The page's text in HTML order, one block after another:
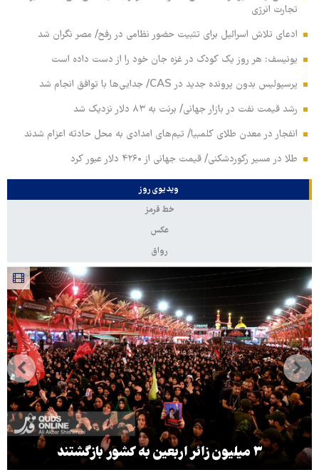
تجارت انرژی
ادعای تلاش اسرائیل برای تثبیت حضور نظامی در رفح/ مصر نگران شد
یونیسف: هر روز یک کودک در غزه جان خود را از دست داده است
پرسپولیس بدون پرونده جدید در CAS/ جدایی‌ها با توافق انجام شد
رشد قیمت نفت در بازار جهانی/ برنت به ۸۳ دلار نزدیک شد
انفجار در معدن طلای کلمبیا/ تیم‌های امدادی به محل حادثه اعزام شدند
طلا در مسیر رکوردشکنی/ قیمت جهانی از ۴۲۶۰ دلار عبور کرد
ویدیوی روز
خط قرمز
عکس
رواق
۳ میلیون زائر اربعین به کشور بازگشتند